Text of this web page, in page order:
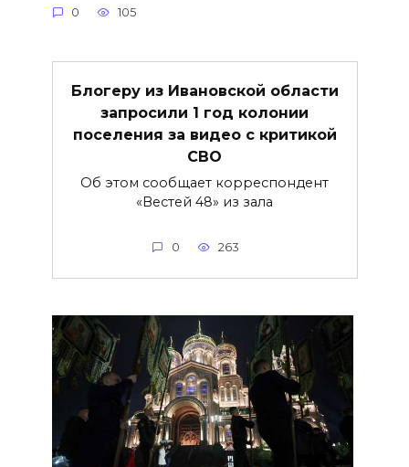
0 105
Блогеру из Ивановской области
запросили 1 год колонии
поселения за видео с критикой
СВО
Об этом сообщает корреспондент
«Вестей 48» из зала
0 263